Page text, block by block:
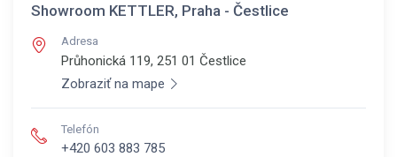
Showroom KETTLER, Praha - Čestlice
Adresa
Průhonická 119, 251 01 Čestlice
Zobraziť na mape
Telefón
+420 603 883 785